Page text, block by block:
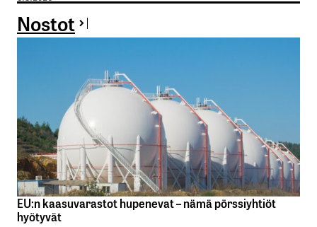
Nostot
EU:n kaasuvarastot hupenevat – nämä pörssiyhtiöt
hyötyvät